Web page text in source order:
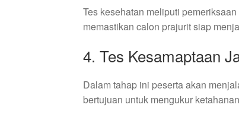
Tes kesehatan meliputi
memastikan calon prajurit siap
4. Tes Kesamaptaan
Dalam tahap ini peserta akan
bertujuan untuk mengukur